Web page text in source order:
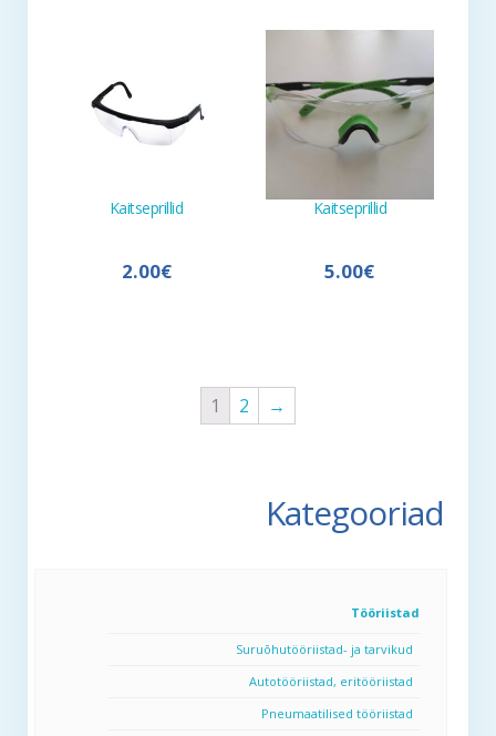
Kaitseprillid
2.00€
Kaitseprillid
5.00€
1 2 →
Kategooriad
Tööriistad
Suruõhutööriistad- ja tarvikud
Autotööriistad, eritööriistad
Pneumaatilised tööriistad